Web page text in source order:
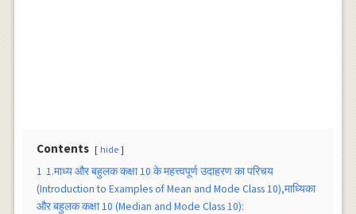
Contents hide
1 1.माध्य और बहुलक कक्षा 10 के महत्त्वपूर्ण उदाहरण का परिचय
(Introduction to Examples of Mean and Mode Class 10),माध्यिका
और बहुलक कक्षा 10 (Median and Mode Class 10):